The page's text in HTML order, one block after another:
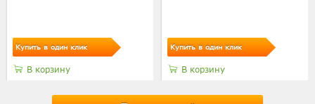
Купить в один клик
В корзину
Купить в один клик
В корзину